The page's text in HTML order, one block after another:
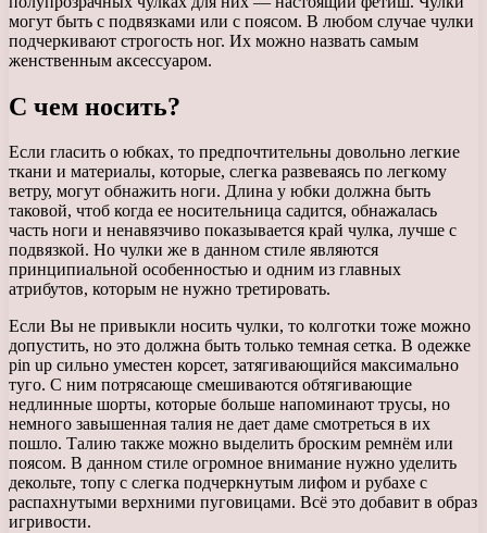
могут быть с подвязками или с поясом. В любом случае чулки
подчеркивают строгость ног. Их можно назвать самым
женственным аксессуаром.
С чем носить?
Если гласить о юбках, то предпочтительны довольно легкие
ткани и материалы, которые, слегка развеваясь по легкому
ветру, могут обнажить ноги. Длина у юбки должна быть
таковой, чтоб когда ее носительница садится, обнажалась
часть ноги и ненавязчиво показывается край чулка, лучше с
подвязкой. Но чулки же в данном стиле являются
принципиальной особенностью и одним из главных
атрибутов, которым не нужно третировать.
Если Вы не привыкли носить чулки, то колготки тоже можно
допустить, но это должна быть только темная сетка. В одежке
pin up сильно уместен корсет, затягивающийся максимально
туго. С ним потрясающе смешиваются обтягивающие
недлинные шорты, которые больше напоминают трусы, но
немного завышенная талия не дает даме смотреться в их
пошло. Талию также можно выделить броским ремнём или
поясом. В данном стиле огромное внимание нужно уделить
декольте, топу с слегка подчеркнутым лифом и рубахе с
распахнутыми верхними пуговицами. Всё это добавит в образ
игривости.